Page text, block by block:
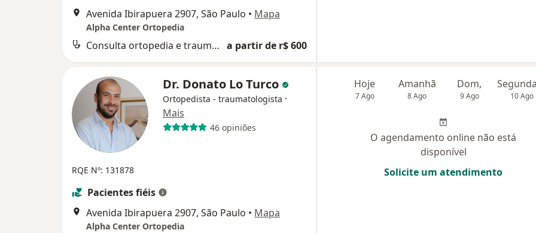
Avenida Ibirapuera 2907, São Paulo • Mapa
Alpha Center Ortopedia
Consulta ortopedia e traumatologia a partir de r$ 600
Dr. Donato Lo Turco
Ortopedista - traumatologista ·
Mais
46 opiniões
RQE Nº: 131878
Pacientes fiéis
Avenida Ibirapuera 2907, São Paulo • Mapa
Alpha Center Ortopedia
Hoje
7 Ago
Amanhã
8 Ago
Dom,
9 Ago 10 Ago
O agendamento online não está
disponível
Solicite um atendimento